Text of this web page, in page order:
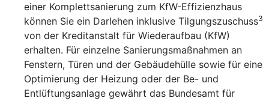
einer Komplettsanierung zum KfW-Effizienzhaus
können Sie ein Darlehen inklusive Tilgungszuschuss3
von der Kreditanstalt für Wiederaufbau (KfW)
erhalten. Für einzelne Sanierungsmaßnahmen an
Fenstern, Türen und der Gebäudehülle sowie für eine
Optimierung der Heizung oder der Be- und
Entlüftungsanlage gewährt das Bundesamt für